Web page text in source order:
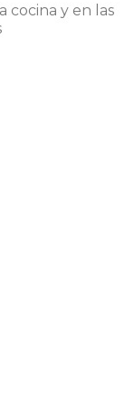
cocina y en las